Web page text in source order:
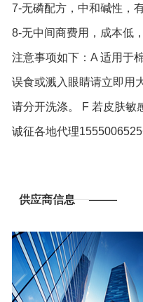
7-无磷配方，中和碱性，
8-无中间商费用，成本低
注意事项如下：A 适用于
误食或溅入眼睛请立即用
请分开洗涤。 F 若皮肤敏
诚征各地代理
供应商信息